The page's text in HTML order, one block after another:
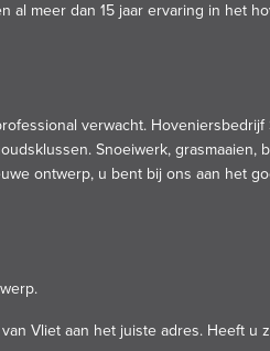
al meer dan 15 jaar ervaring in het
verwacht.
Snoeiwerk, grasmaaien,
ontwerp, u bent bij ons aan het
Vliet aan het juiste adres. Heeft u